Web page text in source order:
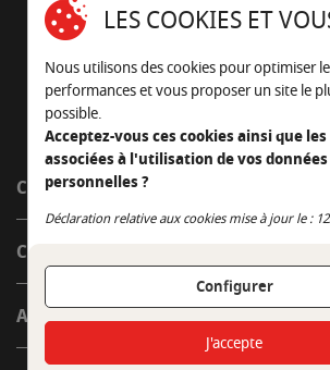
05 45 22 98 09
Nous envoyer un e-mail
CÔTÉ OUTDOOR
CÔTÉ INDOOR
AUTOUR DE LA TABLE
LES COOKIES ET
Nous utilisons des cookies pour optimiser
performances et vous proposer un site le
possible.
Acceptez-vous ces cookies ainsi que
associées à l'utilisation de vos données
personnelles ?
Déclaration relative aux cookies mise à jour le :
Configurer
Continuer sans accepter
J'accepte